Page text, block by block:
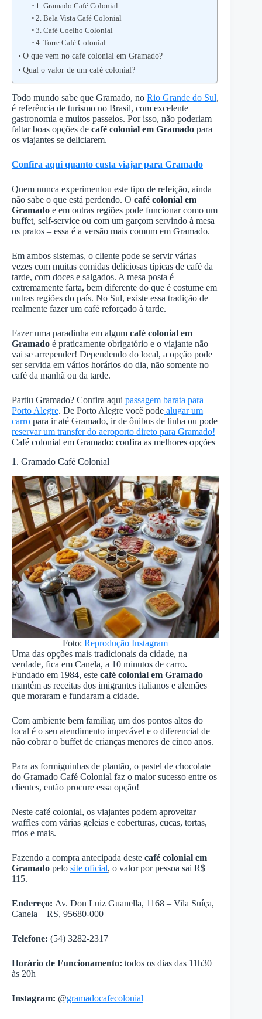
1. Gramado Café Colonial
2. Bela Vista Café Colonial
3. Café Coelho Colonial
4. Torre Café Colonial
O que vem no café colonial em Gramado?
Qual o valor de um café colonial?
Todo mundo sabe que Gramado, no Rio Grande do Sul,
é referência de turismo no Brasil, com excelente
gastronomia e muitos passeios. Por isso, não poderiam
faltar boas opções de café colonial em Gramado para
os viajantes se deliciarem.
Confira aqui quanto custa viajar para Gramado
Quem nunca experimentou este tipo de refeição, ainda
não sabe o que está perdendo. O café colonial em
Gramado e em outras regiões pode funcionar como um
buffet, self-service ou com um garçom servindo à mesa
os pratos – essa é a versão mais comum em Gramado.
Em ambos sistemas, o cliente pode se servir várias
vezes com muitas comidas deliciosas típicas de café da
tarde, com doces e salgados. A mesa posta é
extremamente farta, bem diferente do que é costume em
outras regiões do país. No Sul, existe essa tradição de
realmente fazer um café reforçado à tarde.
Fazer uma paradinha em algum café colonial em
Gramado é praticamente obrigatório e o viajante não
vai se arrepender! Dependendo do local, a opção pode
ser servida em vários horários do dia, não somente no
café da manhã ou da tarde.
Partiu Gramado? Confira aqui passagem barata para
Porto Alegre. De Porto Alegre você pode alugar um
carro para ir até Gramado, ir de ônibus de linha ou pode
reservar um transfer do aeroporto direto para Gramado!
Café colonial em Gramado: confira as melhores opções
1. Gramado Café Colonial
Foto:Reprodução Instagram
Uma das opções mais tradicionais da cidade, na
verdade, fica em Canela, a 10 minutos de carro.
Fundado em 1984, este café colonial em Gramado
mantém as receitas dos imigrantes italianos e alemães
que moraram e fundaram a cidade.
Com ambiente bem familiar, um dos pontos altos do
local é o seu atendimento impecável e o diferencial de
não cobrar o buffet de crianças menores de cinco anos.
Para as formiguinhas de plantão, o pastel de chocolate
do Gramado Café Colonial faz o maior sucesso entre os
clientes, então procure essa opção!
Neste café colonial, os viajantes podem aproveitar
waffles com várias geleias e coberturas, cucas, tortas,
frios e mais.
Fazendo a compra antecipada deste café colonial em
Gramado pelo site oficial, o valor por pessoa sai R$
115.
Endereço: Av. Don Luiz Guanella, 1168 – Vila Suíça,
Canela – RS, 95680-000
Telefone: (54) 3282-2317
Horário de Funcionamento: todos os dias das 11h30
às 20h
Instagram: @gramadocafecolonial